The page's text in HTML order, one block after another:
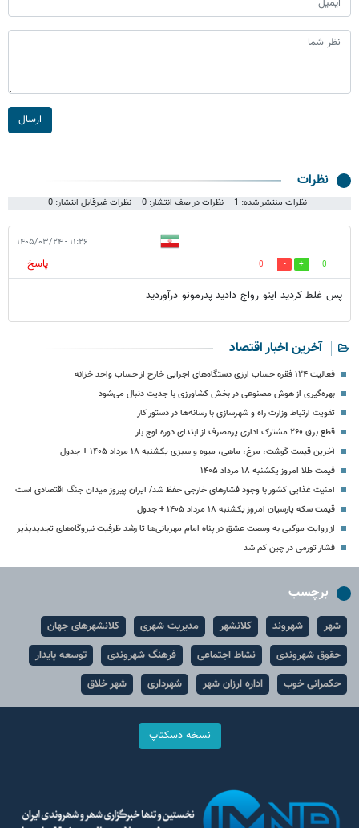
ارسال
نظرات
نظرات منتشر شده: 1 نظرات در صف انتشار: 0 نظرات غیرقابل انتشار: 0
۱۱:۲۶ - ۱۴۰۵/۰۳/۲۴
0
0
پاسخ
پس غلط کردید اینو رواج دادید پدرمونو درآوردید
آخرین اخبار اقتصاد
فعالیت ۱۲۴ فقره حساب ارزی دستگاه‌های اجرایی خارج از حساب واحد خزانه
بهره‌گیری از هوش مصنوعی در بخش کشاورزی با جدیت دنبال می‌شود
تقویت ارتباط وزارت راه و شهرسازی با رسانه‌ها در دستور کار
قطع برق ۲۶۰ مشترک اداری پرمصرف از ابتدای دوره اوج بار
آخرین قیمت گوشت، مرغ، ماهی، میوه و سبزی یکشنبه ۱۸ مرداد ۱۴۰۵ + جدول
قیمت طلا امروز یکشنبه ۱۸ مرداد ۱۴۰۵
امنیت غذایی کشور با وجود فشارهای خارجی حفظ شد/ ایران پیروز میدان جنگ اقتصادی است
قیمت سکه پارسیان امروز یکشنبه ۱۸ مرداد ۱۴۰۵ + جدول
از روایت موکبی به وسعت عشق در پناه امام مهربانی‌ها تا رشد ظرفیت نیروگاه‌های تجدیدپذیر
فشار تورمی در چین کم شد
برچسب
شهر شهروند کلانشهر مدیریت شهری
کلانشهرهای جهان
حقوق شهروندی
نشاط اجتماعی فرهنگ شهروندی
توسعه پایدار
حکمرانی خوب
اداره ارزان شهر شهرداری شهر خلاق
نسخه دسکتاپ